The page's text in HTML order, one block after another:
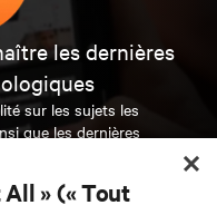
les dernières
sur les sujets les
que les dernières
critiques.
» (« Tout